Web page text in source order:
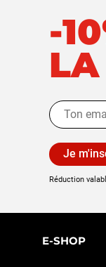
-
Je
Réduction
E-SHOP